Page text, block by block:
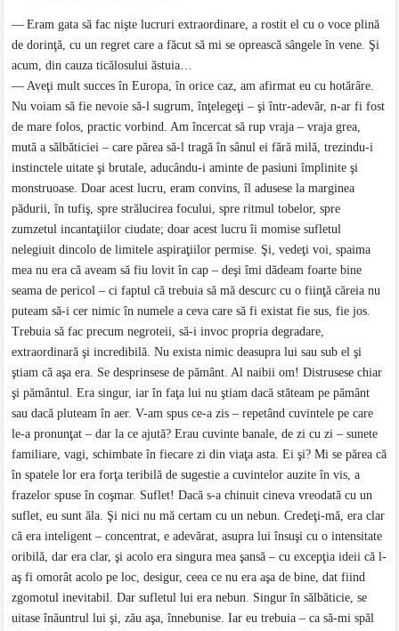
— Eram gata să fac nişte lucruri extraordinare, a rostit el cu o voce plină
de dorinţă, cu un regret care a făcut să mi se oprească sângele în vene. Şi
acum, din cauza ticălosului ăstuia…
— Aveţi mult succes în Europa, în orice caz, am afirmat eu cu hotărâre.
Nu voiam să fie nevoie să-l sugrum, înţelegeţi – şi într-adevăr, n-ar fi fost
de mare folos, practic vorbind. Am încercat să rup vraja – vraja grea,
mută a sălbăticiei – care părea să-l tragă în sânul ei fără milă, trezindu-i
instinctele uitate şi brutale, aducându-i aminte de pasiuni împlinite şi
monstruoase. Doar acest lucru, eram convins, îl adusese la marginea
pădurii, în tufiş, spre strălucirea focului, spre ritmul tobelor, spre
zumzetul incantaţiilor ciudate; doar acest lucru îi momise sufletul
nelegiuit dincolo de limitele aspiraţiilor permise. Şi, vedeţi voi, spaima
mea nu era că aveam să fiu lovit în cap – deşi îmi dădeam foarte bine
seama de pericol – ci faptul că trebuia să mă descurc cu o fiinţă căreia nu
puteam să-i cer nimic în numele a ceva care să fi existat fie sus, fie jos.
Trebuia să fac precum negroteii, să-i invoc propria degradare,
extraordinară şi incredibilă. Nu exista nimic deasupra lui sau sub el şi
ştiam că aşa era. Se desprinsese de pământ. Al naibii om! Distrusese chiar
şi pământul. Era singur, iar în faţa lui nu ştiam dacă stăteam pe pământ
sau dacă pluteam în aer. V-am spus ce-a zis – repetând cuvintele pe care
le-a pronunţat – dar la ce ajută? Erau cuvinte banale, de zi cu zi – sunete
familiare, vagi, schimbate în fiecare zi din viaţa asta. Ei şi? Mi se părea că
în spatele lor era forţa teribilă de sugestie a cuvintelor auzite în vis, a
frazelor spuse în coşmar. Suflet! Dacă s-a chinuit cineva vreodată cu un
suflet, eu sunt ăla. Şi nici nu mă certam cu un nebun. Credeţi-mă, era clar
că era inteligent – concentrat, e adevărat, asupra lui însuşi cu o intensitate
oribilă, dar era clar, şi acolo era singura mea şansă – cu excepţia ideii că l-
aş fi omorât acolo pe loc, desigur, ceea ce nu era aşa de bine, dat fiind
zgomotul inevitabil. Dar sufletul lui era nebun. Singur în sălbăticie, se
uitase înăuntrul lui şi, zău aşa, înnebunise. Iar eu trebuia – ca să-mi spăl